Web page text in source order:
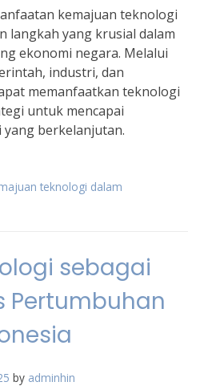
kemajuan teknologi
langkah yang krusial dalam
ekonomi negara. Melalui
industri, dan
memanfaatkan teknologi
untuk mencapai
berkelanjutan.
teknologi dalam
sebagai
Pertumbuhan
by adminhin